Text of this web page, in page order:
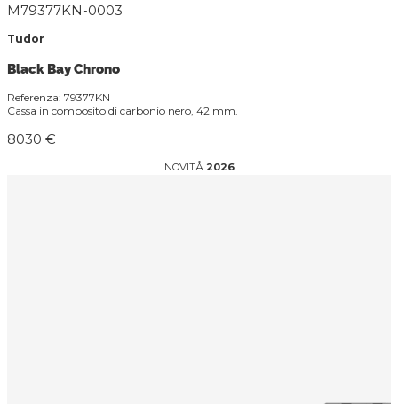
M79377KN-0003
Tudor
Black Bay Chrono
Referenza: 79377KN
Cassa in composito di carbonio nero, 42 mm.
8030 €
NOVITÅ 2026